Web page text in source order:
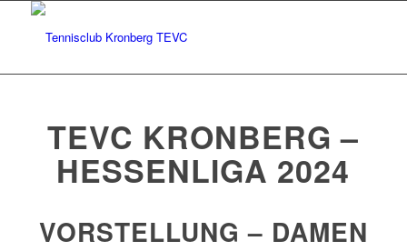
TEVC KRONBERG –
HESSENLIGA 2024
VORSTELLUNG – DAMEN